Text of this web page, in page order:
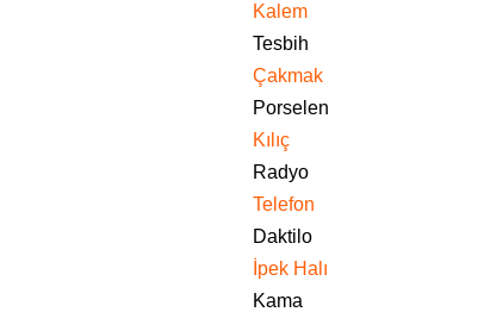
Kalem
Tesbih
Çakmak
Porselen
Kılıç
Radyo
Telefon
Daktilo
İpek Halı
Kama